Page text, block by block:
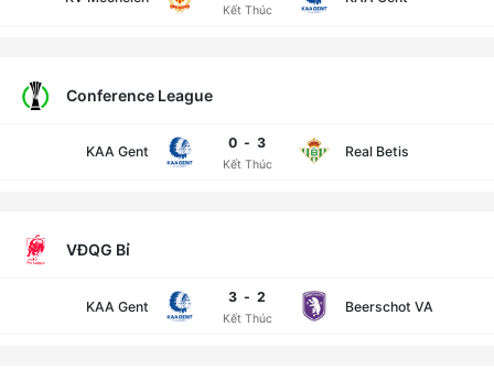
Kết Thúc
Conference League
KAA Gent
Kết Thúc
0 - 3
Real Betis
VĐQG Bỉ
KAA Gent
Kết Thúc
3 - 2
Beerschot VA